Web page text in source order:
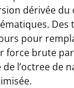
dérivée
Des
pour
force brute
l’octree de